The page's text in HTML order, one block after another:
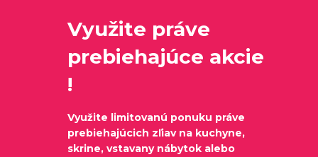
Využite práve
prebiehajúce akcie
!
Využite limitovanú ponuku práve
prebiehajúcich zľiav na kuchyne,
skrine, vstavany nábytok alebo